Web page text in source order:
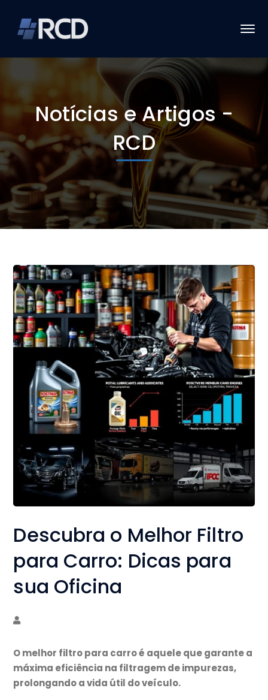
Notícias e Artigos -
RCD
Descubra o Melhor Filtro
para Carro: Dicas para
sua Oficina
O melhor filtro para carro é aquele que garante a
máxima eficiência na filtragem de impurezas,
prolongando a vida útil do veículo.